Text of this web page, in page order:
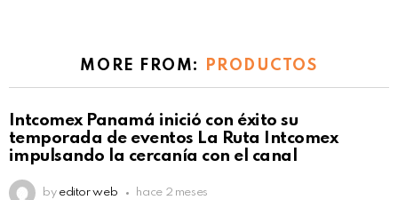
MORE FROM: PRODUCTOS
Intcomex Panamá inició con éxito su
temporada de eventos La Ruta Intcomex
impulsando la cercanía con el canal
by editor web hace 2 meses